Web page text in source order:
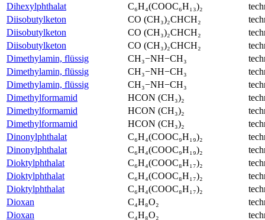
Dihexylphthalat
C₆H₄(COOC₆H₁₃)₂
Diisobutylketon
CO (CH₃)₂CHCH₂
Diisobutylketon
CO (CH₃)₂CHCH₂
Diisobutylketon
CO (CH₃)₂CHCH₂
Dimethylamin, flüssig
CH₃−NH−CH₃
Dimethylamin, flüssig
CH₃−NH−CH₃
Dimethylamin, flüssig
CH₃−NH−CH₃
Dimethylformamid
HCON (CH₃)₂
Dimethylformamid
HCON (CH₃)₂
Dimethylformamid
HCON (CH₃)₂
Dinonylphthalat
C₆H₄(COOC₉H₁₉)₂
Dinonylphthalat
C₆H₄(COOC₉H₁₉)₂
Dioktylphthalat
C₆H₄(COOC₈H₁₇)₂
Dioktylphthalat
C₆H₄(COOC₈H₁₇)₂
Dioktylphthalat
C₆H₄(COOC₈H₁₇)₂
Dioxan
C₄H₈O₂
Dioxan
C₄H₈O₂